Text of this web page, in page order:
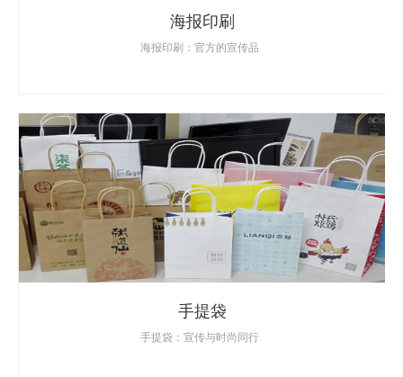
海报印刷
海报印刷：官方的宣传品
手提袋
手提袋：宣传与时尚同行